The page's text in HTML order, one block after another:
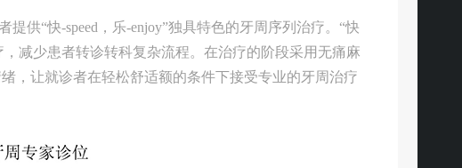
供“快-speed，乐-enjoy”独具特色的牙周序列治疗。“快
减少患者转诊转科复杂流程。在治疗的阶段采用无痛麻
，让就诊者在轻松舒适额的条件下接受专业的牙周治疗